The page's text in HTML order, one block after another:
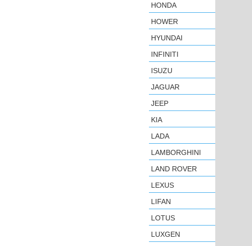
HONDA
HOWER
HYUNDAI
INFINITI
ISUZU
JAGUAR
JEEP
KIA
LADA
LAMBORGHINI
LAND ROVER
LEXUS
LIFAN
LOTUS
LUXGEN